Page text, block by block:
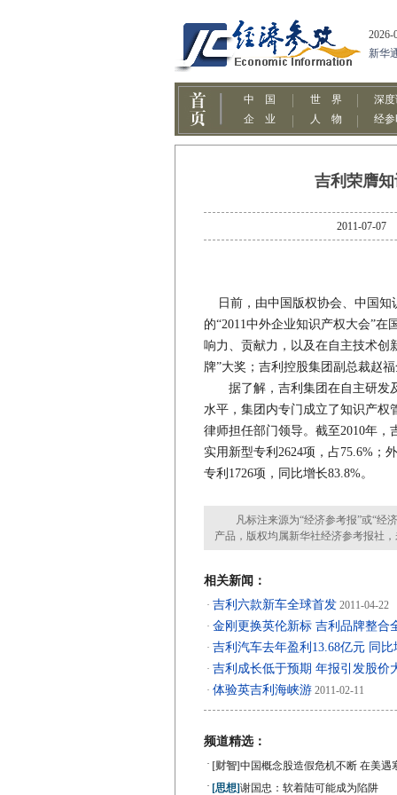
吉利荣膺
2011-07-
日前，由中国版权协会、中国知
的“2011中外企业知识产权大会”
响力、贡献力，以及在自主技术创
牌”大奖；吉利控股集团副总裁赵
据了解，吉利集团在自主研发及
水平，集团内专门成立了知识产权
律师担任部门领导。截至2010年，
实用新型专利2624项，占75.6%；
专利1726项，同比增长83.8%。
凡标注来源为“经济参考报”或“经济
产品，版权均属新华社经济参考报社
相关新闻：
· 吉利六款新车全球首发 2011-04-22
· 金刚更换英伦新标 吉利品牌整合
· 吉利汽车去年盈利13.68亿元 同比
· 吉利成长低于预期 年报引发股价
· 体验英吉利海峡游 2011-02-11
频道精选：
· [财智]中国概念股造假危机不断 在美遇
· [思想]谢国忠：软着陆可能成为陷阱